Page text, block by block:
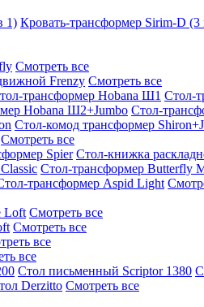
1) Кровать-трансформер Sirim-D (3
Смотреть все
Frenzy Смотреть все
трансформер Hobana Ш1 Стол-
Hobana Ш2+Jumbo Стол-
Стол-комод трансформер
Смотреть все
Spier Стол-книжка
Стол-трансформер Butterfly
трансформер Aspid Light
Loft Смотреть все
Смотреть все
все
все
Стол письменный Scriptor 1380
Derzitto Смотреть все